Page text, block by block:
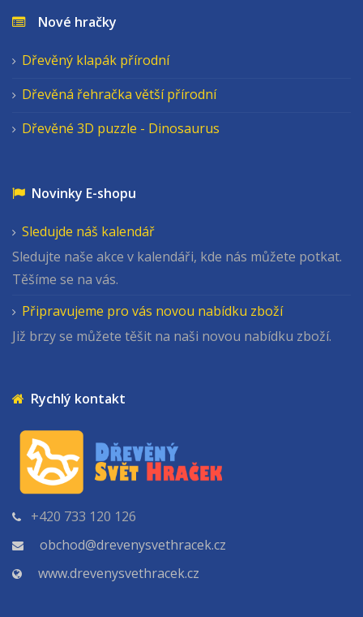
Nové hračky
Dřevěný klapák přírodní
Dřevěná řehračka větší přírodní
Dřevěné 3D puzzle - Dinosaurus
Novinky E-shopu
Sledujde náš kalendář
Sledujte naše akce v kalendáři, kde nás můžete potkat.
Těšíme se na vás.
Připravujeme pro vás novou nabídku zboží
Již brzy se můžete těšit na naši novou nabídku zboží.
Rychlý kontakt
+420 733 120 126
obchod@drevenysvethracek.cz
www.drevenysvethracek.cz